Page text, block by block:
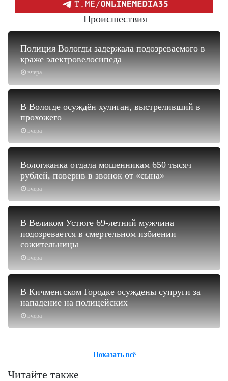
Происшествия
вчера
Полиция Вологды задержала подозреваемого в
краже электровелосипеда
вчера
В Вологде осуждён хулиган, выстреливший в
прохожего
вчера
Вологжанка отдала мошенникам 650 тысяч
рублей, поверив в звонок от «сына»
вчера
В Великом Устюге 69-летний мужчина
подозревается в смертельном избиении
сожительницы
вчера
В Кичменгском Городке осуждены супруги за
нападение на полицейских
Показать всё
Читайте также